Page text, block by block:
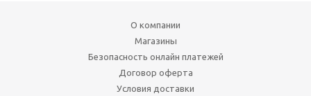
О компании
Магазины
Безопасность онлайн платежей
Договор оферта
Условия доставки